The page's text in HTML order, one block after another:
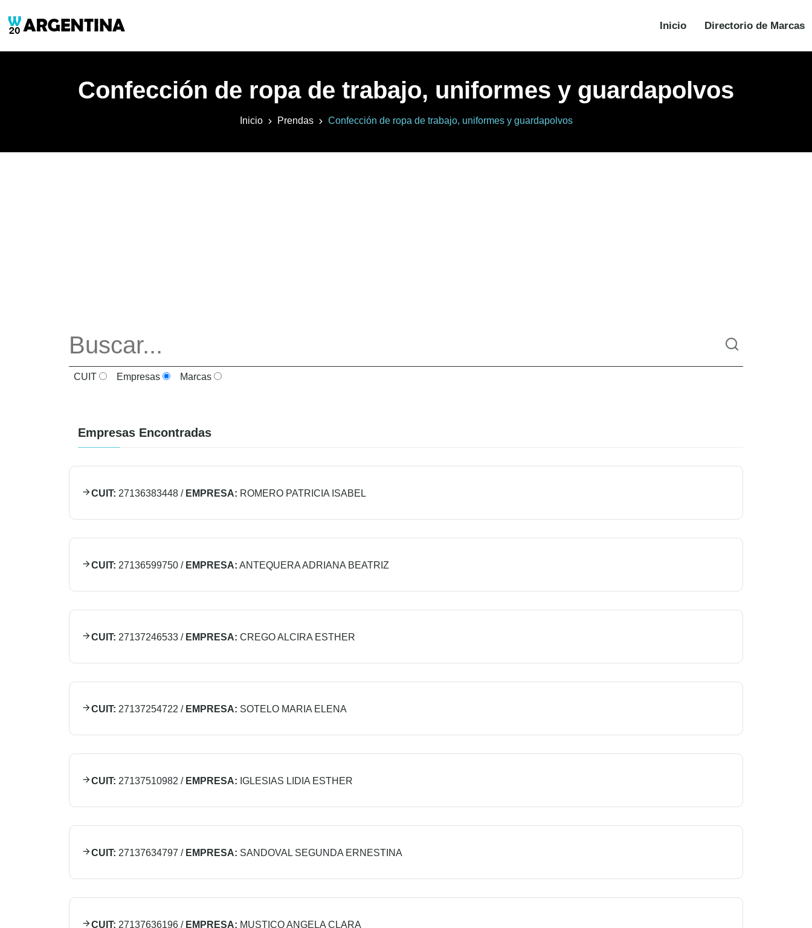
Inicio Directorio de Marcas
Confección de ropa de trabajo, uniformes y guardapolvos
Inicio Prendas Confección de ropa de trabajo, uniformes y guardapolvos
CUIT Empresas Marcas
Empresas Encontradas
CUIT: 27136383448 / EMPRESA: ROMERO PATRICIA ISABEL
CUIT: 27136599750 / EMPRESA: ANTEQUERA ADRIANA BEATRIZ
CUIT: 27137246533 / EMPRESA: CREGO ALCIRA ESTHER
CUIT: 27137254722 / EMPRESA: SOTELO MARIA ELENA
CUIT: 27137510982 / EMPRESA: IGLESIAS LIDIA ESTHER
CUIT: 27137634797 / EMPRESA: SANDOVAL SEGUNDA ERNESTINA
CUIT: 27137636196 / EMPRESA: MUSTICO ANGELA CLARA